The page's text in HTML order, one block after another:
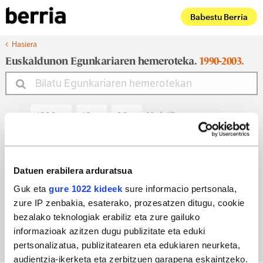
Datuen erabilera arduratsua
Guk eta gure 1022 kideek sure informacio pertsonala,
zure IP zenbakia, esaterako, prozesatzen ditugu, cookie
bezalako teknologiak erabiliz eta zure gailuko
informazioak azitzen dugu publizitate eta eduki
pertsonalizatua, publizitatearen eta edukiaren neurketa,
audientzia-ikerketa eta zerbitzuen garapena eskaintzeko.
Babestu Berria
Hasiera
Euskaldunon Egunkariaren hemeroteka. 1990-2003.
Noiztik
Noiz arte
Bilatu egun bateko edizioa